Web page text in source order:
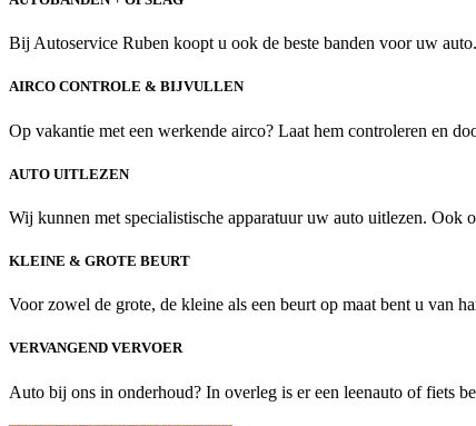
Bij Autoservice Ruben koopt u ook de beste banden voor uw
AIRCO CONTROLE & BIJVULLEN
Op vakantie met een werkende airco? Laat hem controleren en
AUTO UITLEZEN
Wij kunnen met specialistische apparatuur uw auto uitlezen. Ook
KLEINE & GROTE BEURT
Voor zowel de grote, de kleine als een beurt op maat bent u van
VERVANGEND VERVOER
Auto bij ons in onderhoud? In overleg is er een leenauto of fiets